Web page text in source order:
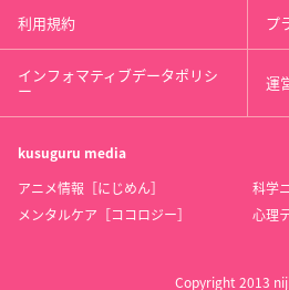
利用規約 プ
インフォマティブデータポリシ
ー 運
kusuguru media
アニメ情報［にじめん］
科学
メンタルケア［ココロジー］
心理
Copyright 2013